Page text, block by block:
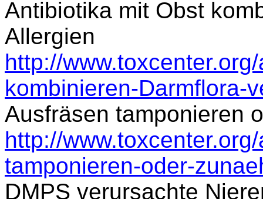
Antibiotika mit Obst
Allergien
http://
kombinieren-Darmflora-
Ausfräsen tamponieren
http://
tamponieren-oder-
DMPS verursachte